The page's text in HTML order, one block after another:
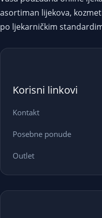
asortiman lijekova,
po ljekarničkim
Korisni linkovi
Kontakt
Posebne ponude
Outlet